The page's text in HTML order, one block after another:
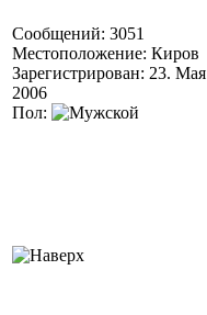
Сообщений: 3051
Местоположение: Киров
Зарегистрирован: 23. Мая
2006
Пол: